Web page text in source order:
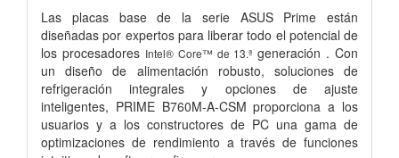
Las placas base de la serie ASUS Prime están
diseñadas por expertos para liberar todo el potencial de
los procesadores Intel® Core™ de 13.ª generación . Con
un diseño de alimentación robusto, soluciones de
refrigeración integrales y opciones de ajuste
inteligentes, PRIME B760M-A-CSM proporciona a los
usuarios y a los constructores de PC una gama de
optimizaciones de rendimiento a través de funciones